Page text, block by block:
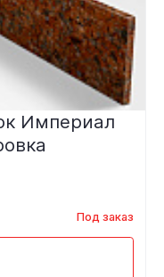
Империал
Под заказ